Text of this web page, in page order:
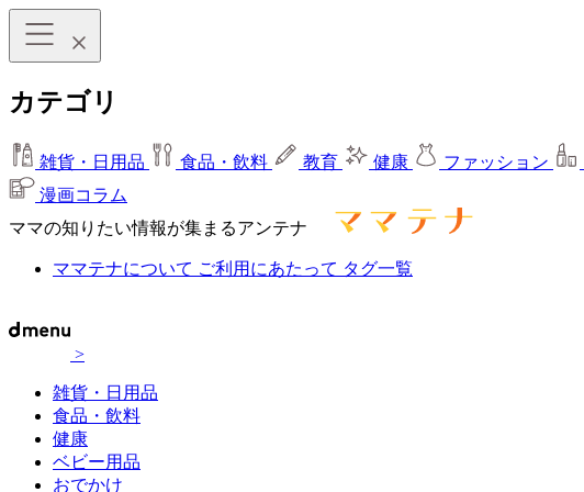
カテゴリ
雑貨・日用品 食品・飲料 教育 健康 ファッション
漫画コラム
ママの知りたい情報が集まるアンテナ
ママテナについて ご利用にあたって タグ一覧
>
雑貨・日用品
食品・飲料
健康
ベビー用品
おでかけ